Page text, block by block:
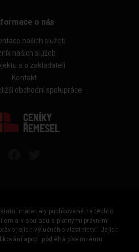
o nás
našich služeb
našich služeb
a o zakladateli
Kontakt
obchodní spolupráce
materiály publikované na těchto
a v souladu s platnými právními
jejich výlučného vlastnictví. Jejich
apod. podléhá písemnému